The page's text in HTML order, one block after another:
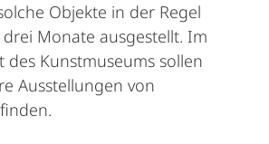
Objekte in der Regel
Monate ausgestellt. Im
des Kunstmuseums sollen
Ausstellungen von